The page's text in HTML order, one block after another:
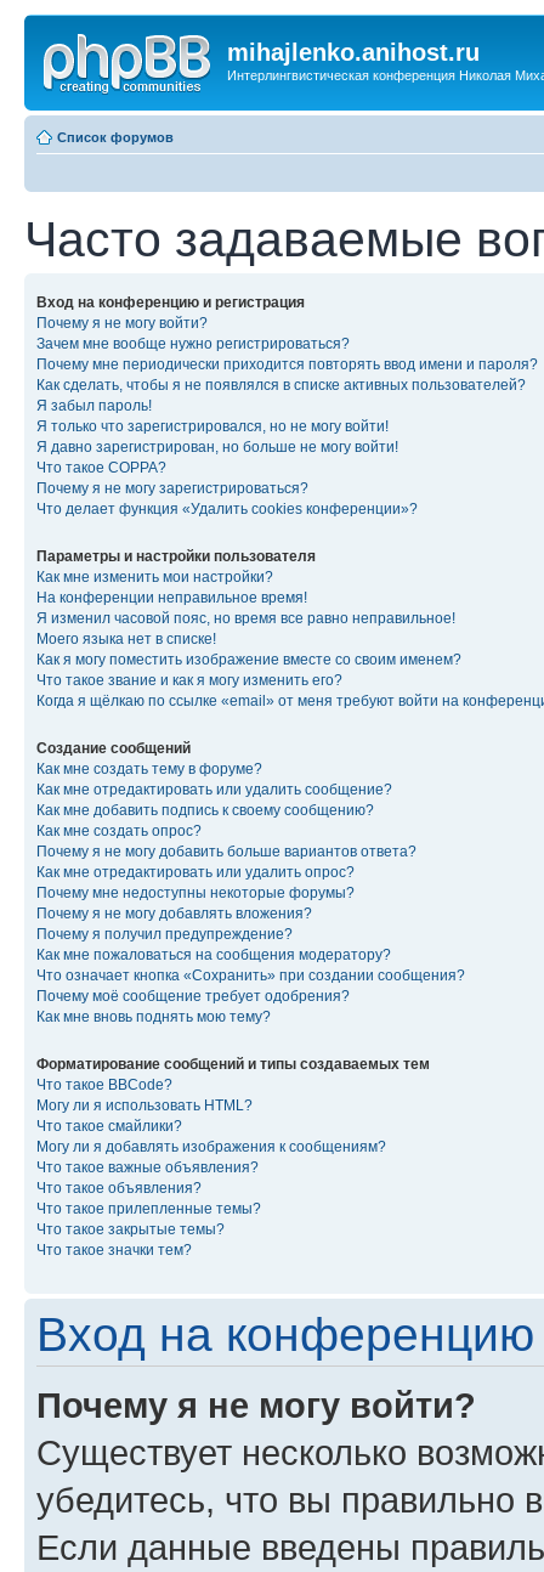
mihajlenko.anihost.ru
Интерлингвистическая конференция Николая
Список форумов
Часто задаваемые
Вход на конференцию и регистрация
Почему я не могу войти?
Зачем мне вообще нужно регистрироваться?
Почему мне периодически приходится повторять ввод имени и пароля?
Как сделать, чтобы я не появлялся в списке активных пользователей?
Я забыл пароль!
Я только что зарегистрировался, но не могу войти!
Я давно зарегистрирован, но больше не могу войти!
Что такое COPPA?
Почему я не могу зарегистрироваться?
Что делает функция «Удалить cookies конференции»?
Параметры и настройки пользователя
Как мне изменить мои настройки?
На конференции неправильное время!
Я изменил часовой пояс, но время все равно неправильное!
Моего языка нет в списке!
Как я могу поместить изображение вместе со своим именем?
Что такое звание и как я могу изменить его?
Когда я щёлкаю по ссылке «email» от меня требуют войти на
Создание сообщений
Как мне создать тему в форуме?
Как мне отредактировать или удалить сообщение?
Как мне добавить подпись к своему сообщению?
Как мне создать опрос?
Почему я не могу добавить больше вариантов ответа?
Как мне отредактировать или удалить опрос?
Почему мне недоступны некоторые форумы?
Почему я не могу добавлять вложения?
Почему я получил предупреждение?
Как мне пожаловаться на сообщения модератору?
Что означает кнопка «Сохранить» при создании сообщения?
Почему моё сообщение требует одобрения?
Как мне вновь поднять мою тему?
Форматирование сообщений и типы создаваемых тем
Что такое BBCode?
Могу ли я использовать HTML?
Что такое смайлики?
Могу ли я добавлять изображения к сообщениям?
Что такое важные объявления?
Что такое объявления?
Что такое прилепленные темы?
Что такое закрытые темы?
Что такое значки тем?
Вход на конференцию
Почему я не могу войти?
Существует несколько
убедитесь, что вы правильно
Если данные введены